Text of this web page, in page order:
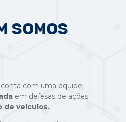
SOMOS
com uma equipe
em defesas de ações
de veículos.